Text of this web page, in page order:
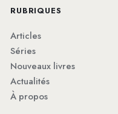
RUBRIQUES
Articles
Séries
Nouveaux livres
Actualités
À propos